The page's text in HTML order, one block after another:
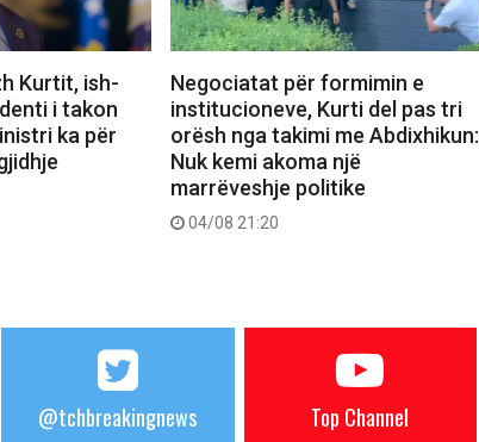
Kurtit, ish-
i takon
ka për
Negociatat për formimin e
institucioneve, Kurti del pas tri
orësh nga takimi me Abdixhikun:
Nuk kemi akoma një
marrëveshje politike
04/08 21:20
@tchbreakingnews Top Channel